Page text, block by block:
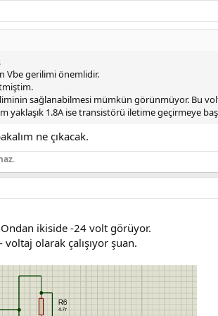
Vbe gerilimi önemlidir.
sağlanabilmesi mümkün görünmüyor. Bu
yaklaşık 1.8A ise transistörü iletime geçirmeye
ne çıkacak.
ikiside -24 volt görüyor.
voltaj olarak çalışıyor şuan.